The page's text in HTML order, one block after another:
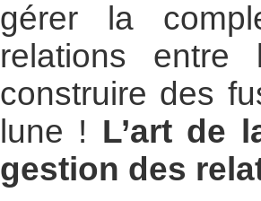
gérer la
relations
construire des
lune ! L’art de
gestion des